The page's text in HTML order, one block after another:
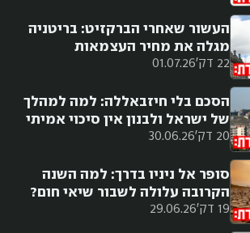
22 דק' 01.07.26
העשור שאחרי הברקזיט: בריטניה
מגלה את מחיר העצמאות
20 דק' 30.06.26
הסכם בלי חיזבאללה: למה למהלך
של ישראל ולבנון אין סיכוי אמיתי
להצליח?
19 דק' 29.06.26
סופר אל ניניו בדרך: למה השנה
הקרובה עלולה לשבור שיאי חום?